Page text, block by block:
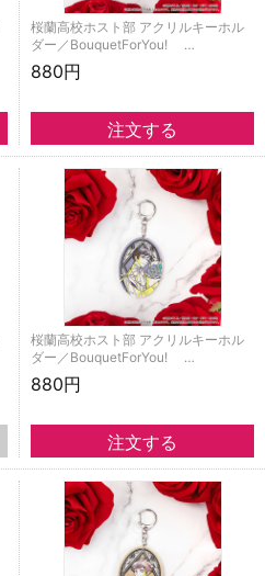
桜蘭高校ホスト部 アクリルキーホル
ダー／BouquetForYou! …
880円
桜蘭高校ホスト部 アクリルキーホル
ダー／BouquetForYou! …
880円